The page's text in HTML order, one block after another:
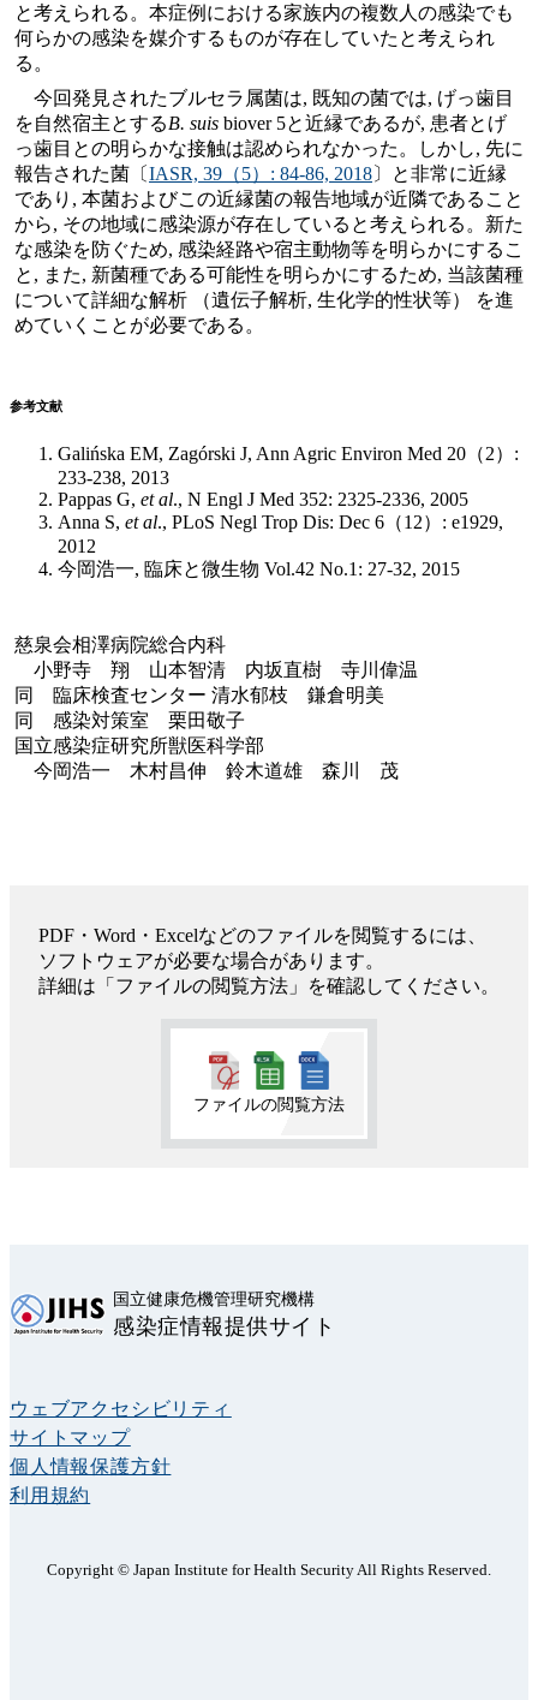
と考えられる。本症例における家族内の複数人の感染でも
何らかの感染を媒介するものが存在していたと考えられ
る。
今回発見されたブルセラ属菌は, 既知の菌では, げっ歯目
を自然宿主とするB. suis biover 5と近縁であるが, 患者とげ
っ歯目との明らかな接触は認められなかった。しかし, 先に
報告された菌〔IASR, 39（5）: 84-86, 2018〕と非常に近縁
であり, 本菌およびこの近縁菌の報告地域が近隣であること
から, その地域に感染源が存在していると考えられる。新た
な感染を防ぐため, 感染経路や宿主動物等を明らかにするこ
と, また, 新菌種である可能性を明らかにするため, 当該菌種
について詳細な解析 （遺伝子解析, 生化学的性状等） を進
めていくことが必要である。
参考文献
Galińska EM, Zagórski J, Ann Agric Environ Med 20（2）:
233-238, 2013
Pappas G, et al., N Engl J Med 352: 2325-2336, 2005
Anna S, et al., PLoS Negl Trop Dis: Dec 6（12）: e1929,
2012
今岡浩一, 臨床と微生物 Vol.42 No.1: 27-32, 2015
慈泉会相澤病院総合内科
小野寺 翔 山本智清 内坂直樹 寺川偉温
同 臨床検査センター 清水郁枝 鎌倉明美
同 感染対策室 栗田敬子
国立感染症研究所獣医科学部
今岡浩一 木村昌伸 鈴木道雄 森川 茂
PDF・Word・Excelなどのファイルを閲覧するには、
ソフトウェアが必要な場合があります。
詳細は「ファイルの閲覧方法」を確認してください。
ファイルの閲覧方法
国立健康危機管理研究機構
感染症情報提供サイト
ウェブアクセシビリティ
サイトマップ
個人情報保護方針
利用規約
Copyright © Japan Institute for Health Security All Rights Reserved.